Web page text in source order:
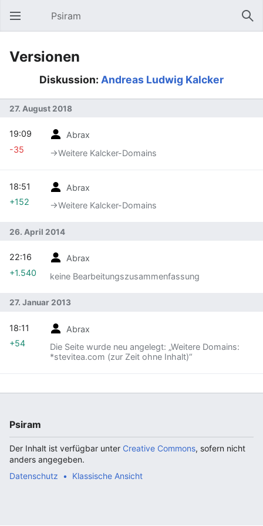
Hauptmenü öffnen Psiram
Versionen
Diskussion: Andreas Ludwig Kalcker
27. August 2018
Abrax
→‎Weitere Kalcker-Domains
19:09
-35
Abrax
→‎Weitere Kalcker-Domains
18:51
+152
26. April 2014
Abrax
keine Bearbeitungszusammenfassung
22:16
+1.540
27. Januar 2013
Abrax
Die Seite wurde neu angelegt: „Weitere Domains:
*stevitea.com (zur Zeit ohne Inhalt)“
18:11
+54
Psiram
Der Inhalt ist verfügbar unter Creative Commons, sofern nicht
anders angegeben.
Datenschutz
Klassische Ansicht